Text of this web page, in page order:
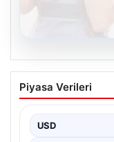
Kelebek
İletişimin
Sanal çağında
Piyasa Verileri
USD